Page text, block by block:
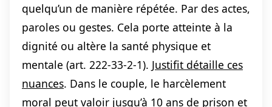
quelqu’un de manière répétée. Par des actes,
paroles ou gestes. Cela porte atteinte à la
dignité ou altère la santé physique et
mentale (art. 222-33-2-1). Justifit détaille ces
nuances. Dans le couple, le harcèlement
moral peut valoir jusqu’à 10 ans de prison et